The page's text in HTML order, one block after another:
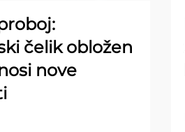
čelik obložen
nove